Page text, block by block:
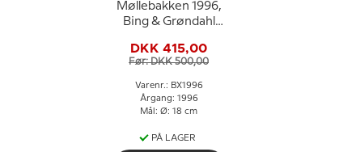
Møllebakken 1996,
Bing & Grøndahl
DKK 415,00
Før: DKK 500,00
Varenr.: BX1996
Årgang: 1996
Mål: Ø: 18 cm
PÅ LAGER